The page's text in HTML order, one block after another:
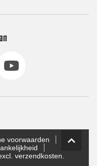
voorwaarden
verzendkosten.